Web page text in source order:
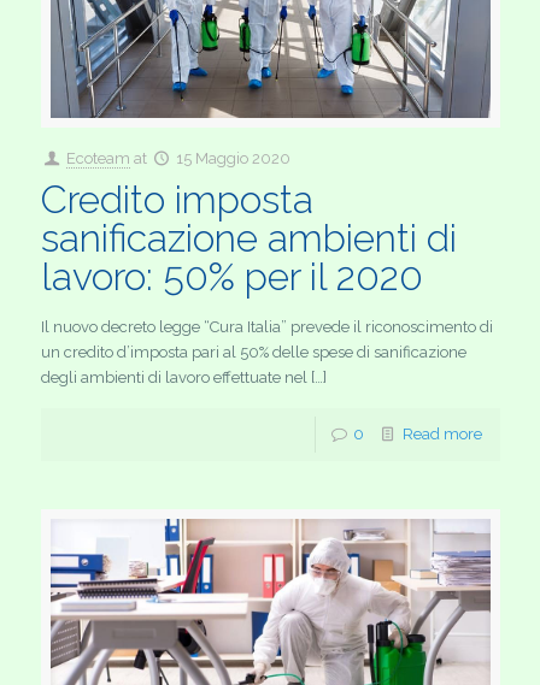
Ecoteam at 15 Maggio 2020
Credito imposta
sanificazione ambienti di
lavoro: 50% per il 2020
Il nuovo decreto legge “Cura Italia” prevede il riconoscimento di
un credito d’imposta pari al 50% delle spese di sanificazione
degli ambienti di lavoro effettuate nel […]
0 Read more